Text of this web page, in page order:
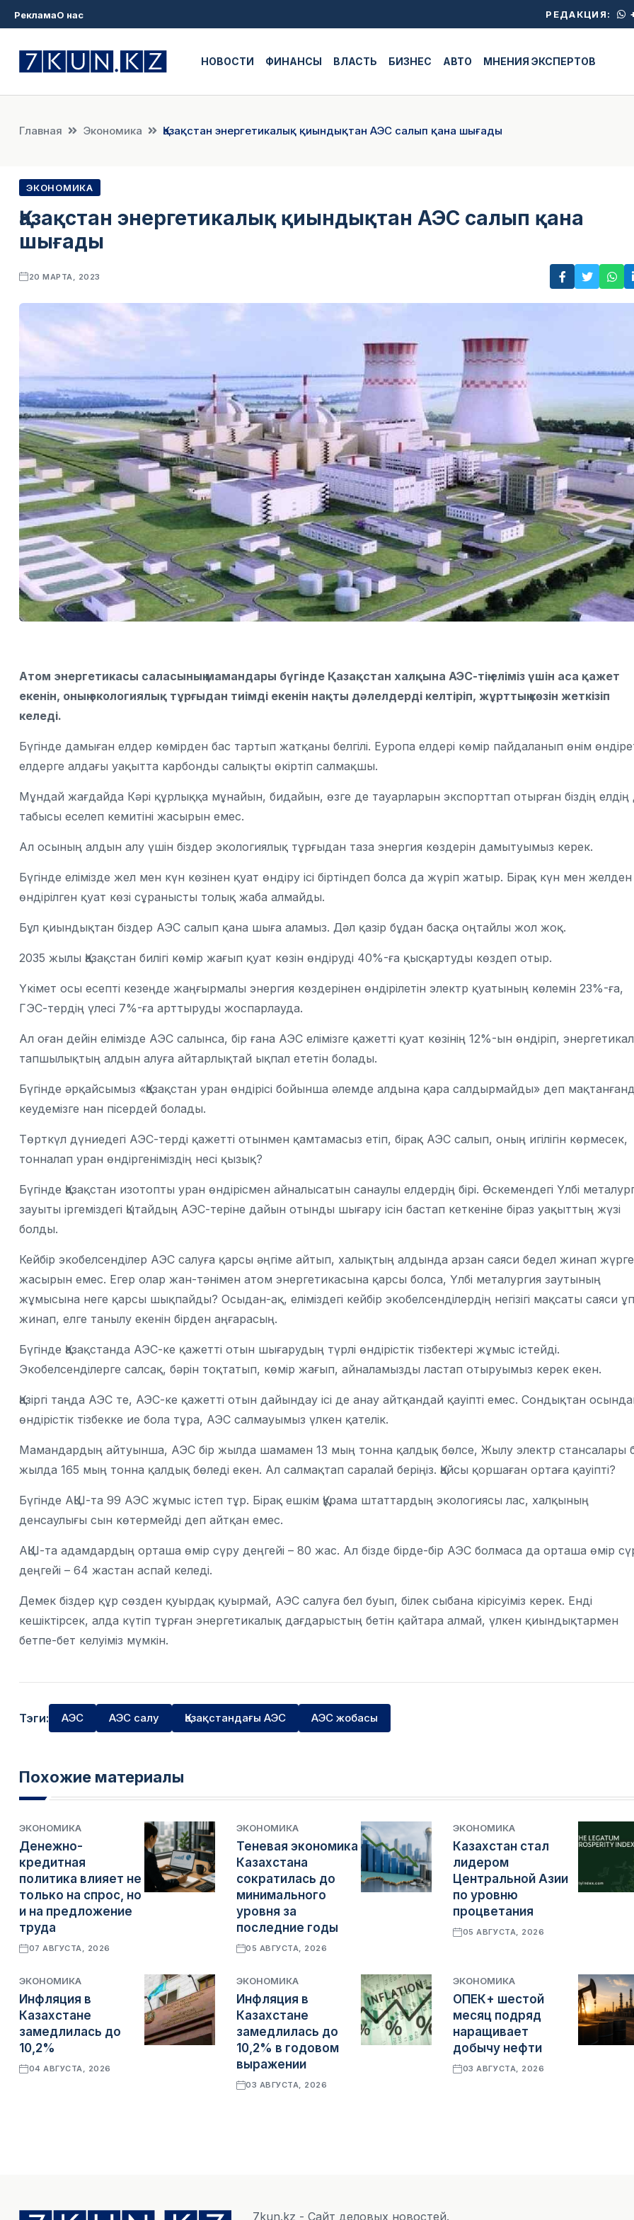
РекламаО нас РЕДАКЦИЯ:
НОВОСТИ ФИНАНСЫ ВЛАСТЬ БИЗНЕС АВТО МНЕНИЯ ЭКСПЕРТОВ
Главная Экономика Қазақстан энергетикалық қиындықтан АЭС салып қана шығады
ЭКОНОМИКА
Қазақстан энергетикалық қиындықтан АЭС салып қана
шығады
20 МАРТА, 2023
Атом энергетикасы саласының мамандары бүгінде Қазақстан халқына АЭС-тіңеліміз үшін аса қажет
екенін, оның экологиялық тұрғыдан тиімді екенін нақты дәлелдерді келтіріп, жұрттың көзін жеткізіп
келеді.
Бүгінде дамыған елдер көмірден бас тартып жатқаны белгілі. Еуропа елдері көмір пайдаланып өнім
елдерге алдағы уақытта карбонды салықты өкіртіп салмақшы.
Мұндай жағдайда Кәрі құрлыққа мұнайын, бидайын, өзге де тауарларын экспорттап отырған біздің елдің
табысы еселеп кемитіні жасырын емес.
Ал осының алдын алу үшін біздер экологиялық тұрғыдан таза энергия көздерін дамытуымыз керек.
Бүгінде елімізде жел мен күн көзінен қуат өндіру ісі біртіндеп болса да жүріп жатыр. Бірақ күн мен желден
өндірілген қуат көзі сұранысты толық жаба алмайды.
Бұл қиындықтан біздер АЭС салып қана шыға аламыз. Дәл қазір бұдан басқа оңтайлы жол жоқ.
2035 жылы Қазақстан билігі көмір жағып қуат көзін өндіруді 40%-ға қысқартуды көздеп отыр.
Үкімет осы есепті кезеңде жаңғырмалы энергия көздерінен өндірілетін электр қуатының көлемін 23%-ға,
ГЭС-тердің үлесі 7%-ға арттыруды жоспарлауда.
Ал оған дейін елімізде АЭС салынса, бір ғана АЭС елімізге қажетті қуат көзінің 12%-ын өндіріп,
тапшылықтың алдын алуға айтарлықтай ықпал ететін болады.
Бүгінде әрқайсымыз «Қазақстан уран өндірісі бойынша әлемде алдына қара салдырмайды» деп
кеудемізге нан пісердей болады.
Төрткүл дүниедегі АЭС-терді қажетті отынмен қамтамасыз етіп, бірақ АЭС салып, оның игілігін көрмесек,
тонналап уран өндіргеніміздің несі қызық?
Бүгінде Қазақстан изотопты уран өндірісмен айналысатын санаулы елдердің бірі. Өскемендегі Үлбі
зауыты іргеміздегі Қытайдың АЭС-теріне дайын отынды шығару ісін бастап кеткеніне біраз уақыттың жүзі
болды.
Кейбір экобелсенділер АЭС салуға қарсы әңгіме айтып, халықтың алдында арзан саяси бедел жинап
жасырын емес. Егер олар жан-тәнімен атом энергетикасына қарсы болса, Үлбі металургия заутының
жұмысына неге қарсы шықпайды? Осыдан-ақ, еліміздегі кейбір экобелсенділердің негізігі мақсаты саяси
жинап, елге танылу екенін бірден аңғарасың.
Бүгінде Қазақстанда АЭС-ке қажетті отын шығарудың түрлі өндірістік тізбектері жұмыс істейді.
Экобелсенділерге салсақ, бәрін тоқтатып, көмір жағып, айналамызды ластап отыруымыз керек екен.
Қазіргі таңда АЭС те, АЭС-ке қажетті отын дайындау ісі де анау айтқандай қауіпті емес. Сондықтан
өндірістік тізбекке ие бола тұра, АЭС салмауымыз үлкен қателік.
Мамандардың айтуынша, АЭС бір жылда шамамен 13 мың тонна қалдық бөлсе, Жылу электр стансалары
жылда 165 мың тонна қалдық бөледі екен. Ал салмақтап саралай беріңіз. Қайсы қоршаған ортаға қауіпті?
Бүгінде АҚШ-та 99 АЭС жұмыс істеп тұр. Бірақ ешкім Құрама штаттардың экологиясы лас, халқының
денсаулығы сын көтермейді деп айтқан емес.
АҚШ-та адамдардың орташа өмір сүру деңгейі – 80 жас. Ал бізде бірде-бір АЭС болмаса да орташа өмір
деңгейі – 64 жастан аспай келеді.
Демек біздер құр сөзден қуырдақ қуырмай, АЭС салуға бел буып, білек сыбана кірісуіміз керек. Енді
кешіктірсек, алда күтіп тұрған энергетикалық дағдарыстың бетін қайтара алмай, үлкен қиындықтармен
бетпе-бет келуіміз мүмкін.
Тэги: АЭС АЭС салу Қазақстандағы АЭС АЭС жобасы
Похожие материалы
ЭКОНОМИКА
Денежно-
кредитная
политика влияет не
только на спрос, но
и на предложение
труда
07 АВГУСТА, 2026
ЭКОНОМИКА
Теневая экономика
Казахстана
сократилась до
минимального
уровня за
последние годы
05 АВГУСТА, 2026
ЭКОНОМИКА
Казахстан стал
лидером
Центральной Азии
по уровню
процветания
05 АВГУСТА, 2026
ЭКОНОМИКА
Инфляция в
Казахстане
замедлилась до
10,2%
04 АВГУСТА, 2026
ЭКОНОМИКА
Инфляция в
Казахстане
замедлилась до
10,2% в годовом
выражении
03 АВГУСТА, 2026
ЭКОНОМИКА
ОПЕК+ шестой
месяц подряд
наращивает
добычу нефти
03 АВГУСТА, 2026
7kun.kz - Сайт деловых новостей.